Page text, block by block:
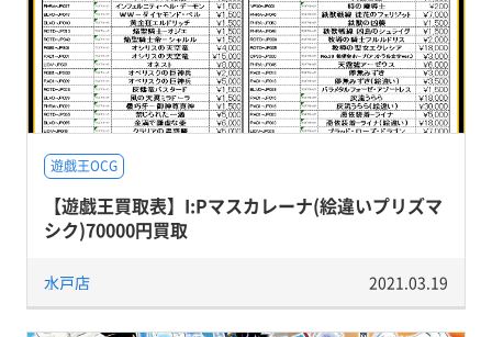
遊戯王OCG
【遊戯王買取表】I:Pマスカレーナ(絵違いプリズマ
シク)70000円買取
水戸店 2021.03.19